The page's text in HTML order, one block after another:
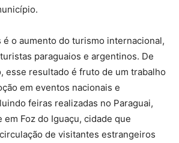
é o aumento do turismo internacional,
paraguaios e argentinos. De
esse resultado é fruto de um trabalho
em eventos nacionais e
feiras realizadas no Paraguai,
em Foz do Iguaçu, cidade que
de visitantes estrangeiros